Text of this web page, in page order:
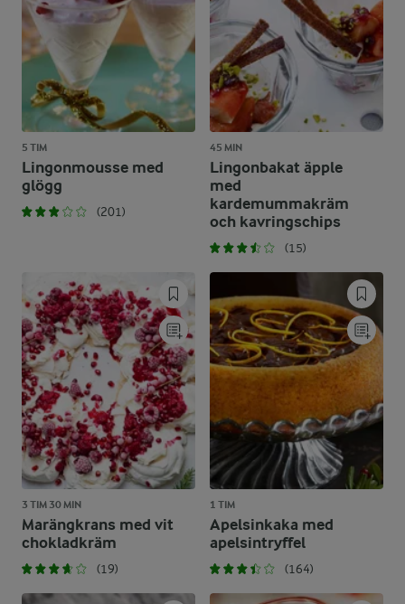
5 TIM
Lingonmousse med
glögg
(201)
45 MIN
Lingonbakat äpple
med
kardemummakräm
och kavringschips
(15)
3 TIM 30 MIN
Marängkrans med vit
chokladkräm
(19)
1 TIM
Apelsinkaka med
apelsintryffel
(164)